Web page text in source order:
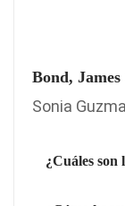
Bond, James
Sonia
¿Cuáles son